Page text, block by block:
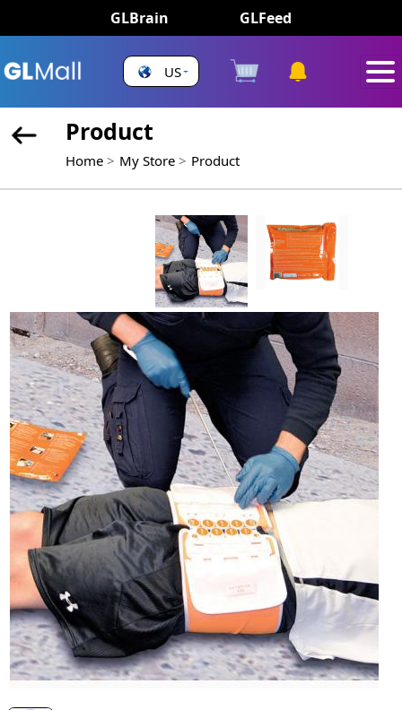
GLBrain GLFeed
US
Product
Home My Store Product